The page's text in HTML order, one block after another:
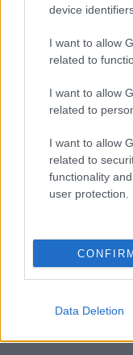
device
I want to allow
related to
I want to allow
related to
I want to allow
related to
functionality
user protection.
Data Deletion
ΑΣΕΠ 6Κ/
Δημόσιο -
(στατιστικά)
Ανοικτές
Δημόσιο
Tags
Προσλήψεις σε